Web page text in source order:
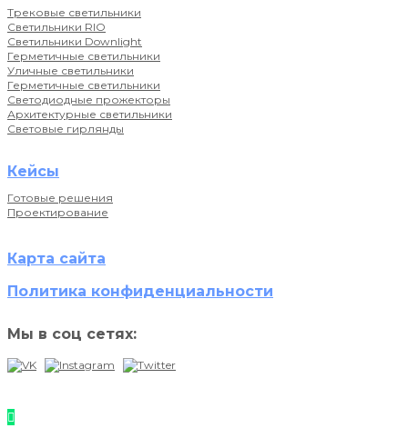
Трековые светильники
Светильники RIO
Светильники Downlight
Герметичные светильники
Уличные светильники
Герметичные светильники
Светодиодные прожекторы
Архитектурные светильники
Световые гирлянды
Кейсы
Готовые решения
Проектирование
Карта сайта
Политика конфиденциальности
Мы в соц сетях: